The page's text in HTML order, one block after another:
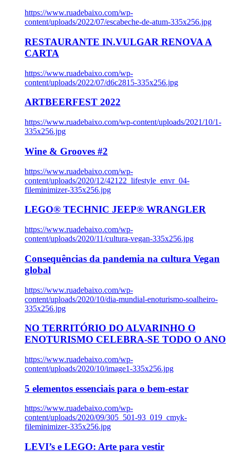
https://www.ruadebaixo.com/wp-
content/uploads/2022/07/escabeche-de-atum-335x256.jpg
RESTAURANTE IN.VULGAR RENOVA A
CARTA
https://www.ruadebaixo.com/wp-
content/uploads/2022/07/d6c2815-335x256.jpg
ARTBEERFEST 2022
https://www.ruadebaixo.com/wp-content/uploads/2021/10/1-
335x256.jpg
Wine & Grooves #2
https://www.ruadebaixo.com/wp-
content/uploads/2020/12/42122_lifestyle_envr_04-
fileminimizer-335x256.jpg
LEGO® TECHNIC JEEP® WRANGLER
https://www.ruadebaixo.com/wp-
content/uploads/2020/11/cultura-vegan-335x256.jpg
Consequências da pandemia na cultura Vegan
global
https://www.ruadebaixo.com/wp-
content/uploads/2020/10/dia-mundial-enoturismo-soalheiro-
335x256.jpg
NO TERRITÓRIO DO ALVARINHO O
ENOTURISMO CELEBRA-SE TODO O ANO
https://www.ruadebaixo.com/wp-
content/uploads/2020/10/image1-335x256.jpg
5 elementos essenciais para o bem-estar
https://www.ruadebaixo.com/wp-
content/uploads/2020/09/305_501-93_019_cmyk-
fileminimizer-335x256.jpg
LEVI’s e LEGO: Arte para vestir